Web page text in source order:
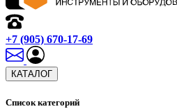
+7 (905) 670-17-69
КАТАЛОГ
Список категорий